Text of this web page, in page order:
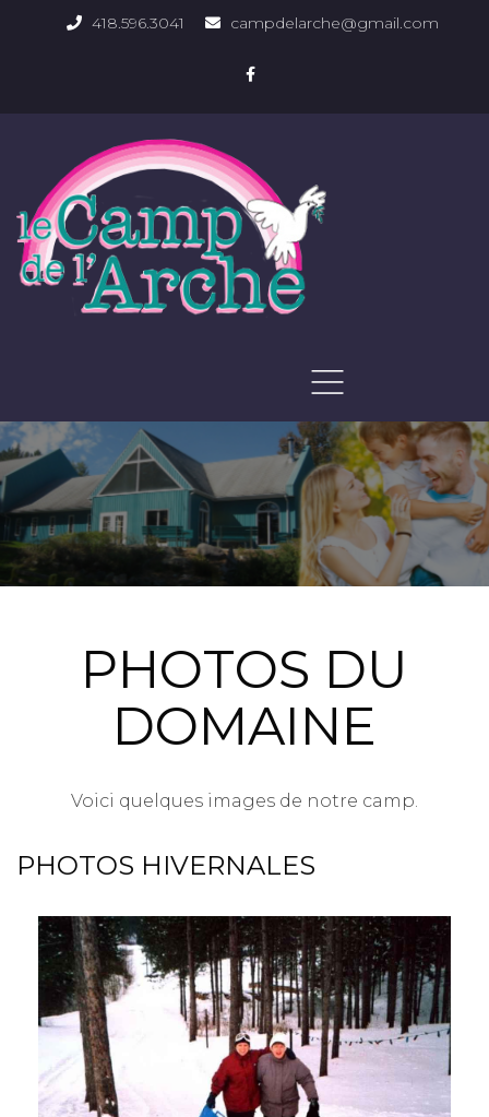
418.596.3041 campdelarche@gmail.com
PHOTOS DU DOMAINE
PHOTOS DU
DOMAINE
Voici quelques images de notre camp.
PHOTOS HIVERNALES